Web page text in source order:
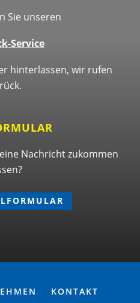
Sie unseren
Service
hinterlassen, wir rufen
Nachricht zukommen
KONTAKT